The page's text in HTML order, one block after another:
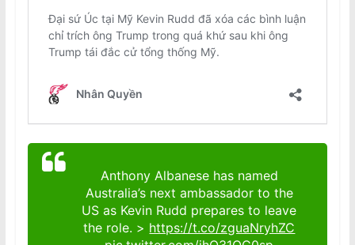
Anthony Albanese has named
Australia’s next ambassador to the
US as Kevin Rudd prepares to leave
the role. > https://t.co/zguaNryhZC